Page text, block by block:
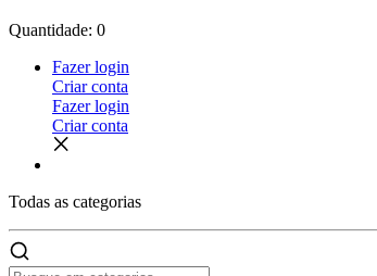
Quantidade: 0
Fazer login
Criar conta
Fazer login
Criar conta
Todas as categorias